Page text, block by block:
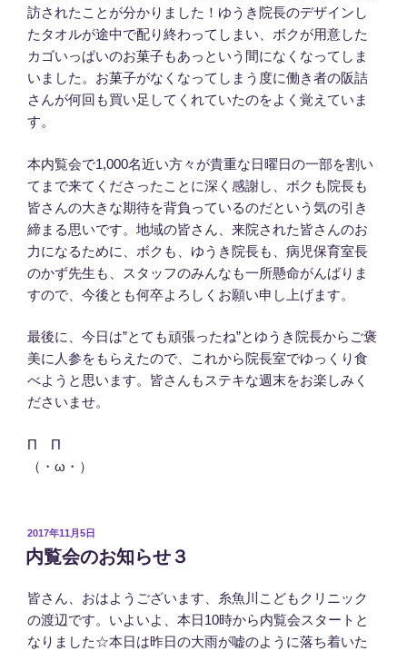
訪されたことが分かりました！ゆうき院長のデザインし
たタオルが途中で配り終わってしまい、ボクが用意した
カゴいっぱいのお菓子もあっという間になくなってしま
いました。お菓子がなくなってしまう度に働き者の阪詰
さんが何回も買い足してくれていたのをよく覚えていま
す。
本内覧会で1,000名近い方々が貴重な日曜日の一部を割い
てまで来てくださったことに深く感謝し、ボクも院長も
皆さんの大きな期待を背負っているのだという気の引き
締まる思いです。地域の皆さん、来院された皆さんのお
力になるために、ボクも、ゆうき院長も、病児保育室長
のかず先生も、スタッフのみんなも一所懸命がんばりま
すので、今後とも何卒よろしくお願い申し上げます。
最後に、今日は”とても頑張ったね”とゆうき院長からご褒
美に人参をもらえたので、これから院長室でゆっくり食
べようと思います。皆さんもステキな週末をお楽しみく
ださいませ。
Π Π
（・ω・）
投
稿
日:
2017年11月5日
内覧会のお知らせ３
皆さん、おはようございます、糸魚川こどもクリニック
の渡辺です。いよいよ、本日10時から内覧会スタートと
なりました☆本日は昨日の大雨が嘘のように落ち着いた